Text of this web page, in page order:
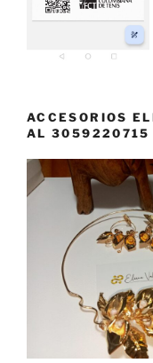
ACCESORIOS
AL 3059220715